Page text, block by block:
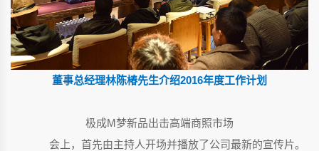
董事总经理林陈椿先生介绍2016年度工作计划
极成M梦新品出击高端商照市场
会上，首先由主持人开场并播放了公司最新的宣传片。